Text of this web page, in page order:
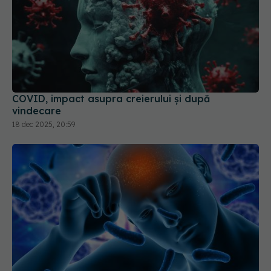
COVID, impact asupra creierului și după
vindecare
18 dec 2025, 20:59
Ce se întâmplă dacă ai avut COVID. Legătura